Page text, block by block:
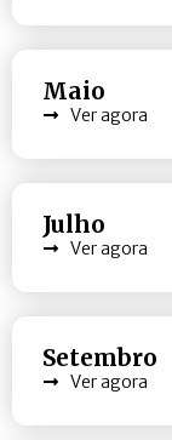
Maio
Ver agora
Julho
Ver agora
Setembro
Ver agora